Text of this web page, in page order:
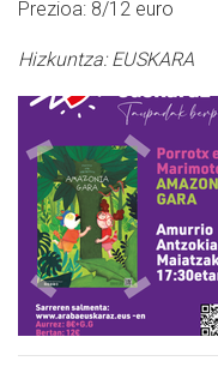
Prezioa: 8/12 euro
Hizkuntza:EUSKARA